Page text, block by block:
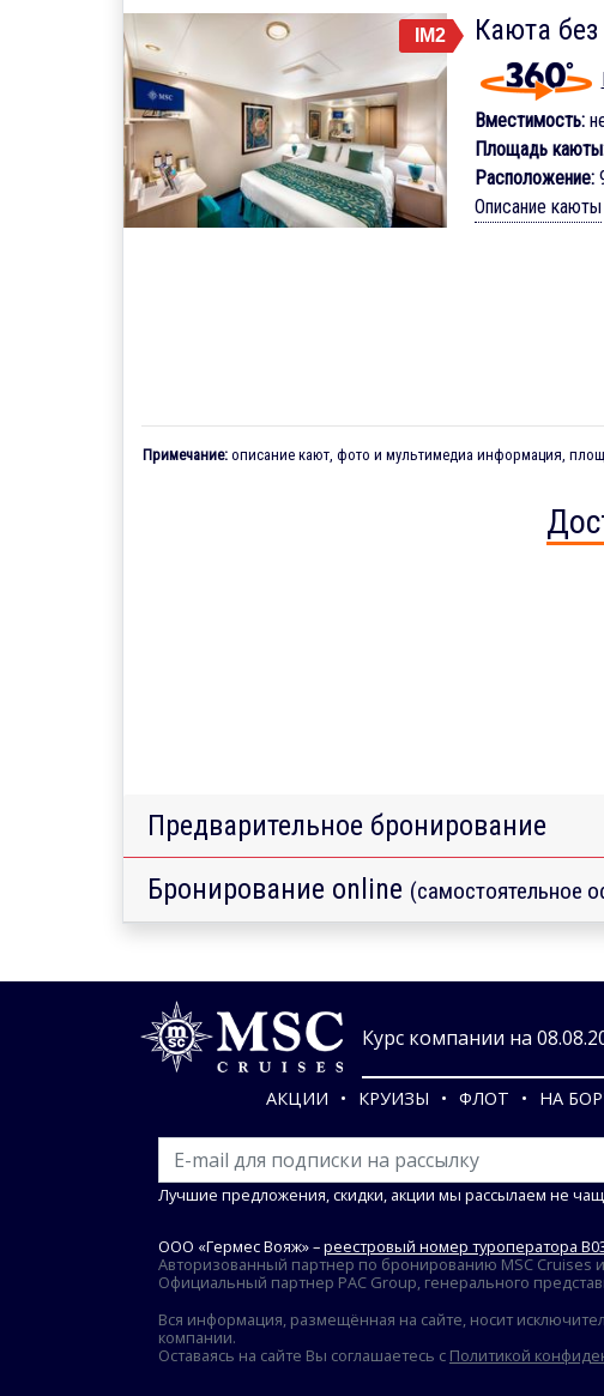
IM2 Каюта
Вместимость:
Площадь
Расположение:
Описание каюты
Примечание: описание кают, фото и мультимедиа информация,
Предварительное бронирование
Бронирование online (самостоятельное
Курс компании на
АКЦИИ КРУИЗЫ ФЛОТ НА
Лучшие предложения, скидки, акции мы рассылаем не
ООО «Гермес Вояж» –реестровый номер туроператора
Авторизованный партнер по бронированию MSC Cruises
Официальный партнер PAC Group, генерального
Вся информация, размещённая на сайте, носит
компании.
Оставаясь на сайте Вы соглашаетесь с Политикой